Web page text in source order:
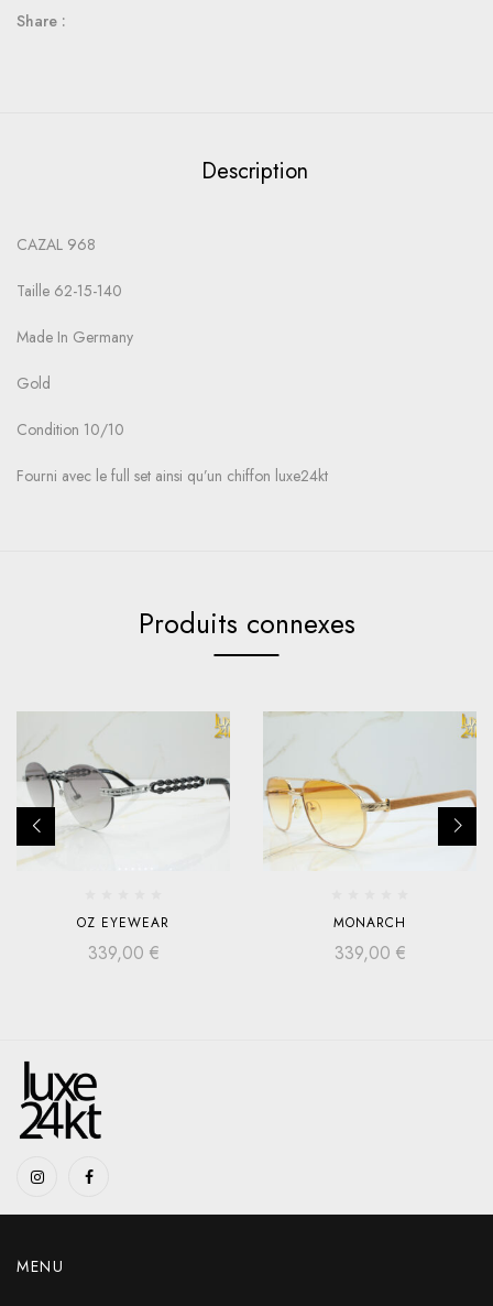
Share :
Description
CAZAL 968
Taille 62-15-140
Made In Germany
Gold
Condition 10/10
Fourni avec le full set ainsi qu’un chiffon luxe24kt
Produits connexes
OZ EYEWEAR
339,00 €
MONARCH
339,00 €
MENU